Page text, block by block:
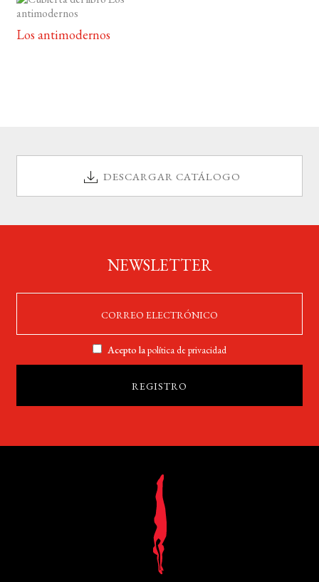
Los antimodernos
DESCARGAR CATÁLOGO
NEWSLETTER
Acepto lapolítica de privacidad